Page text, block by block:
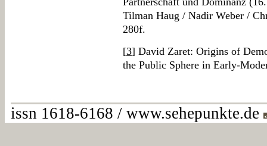
Tilman Haug / Nadir Weber /
280f.
[3] David Zaret: Origins of
the Public Sphere in Early-
issn 1618-6168 / www.sehepunkte.de